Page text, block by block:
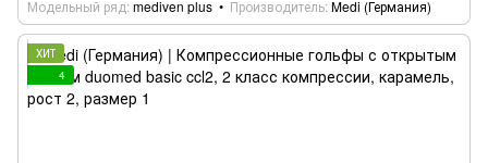
Модельный ряд mediven plus Производитель Medi (Германия)
ХИТ
4